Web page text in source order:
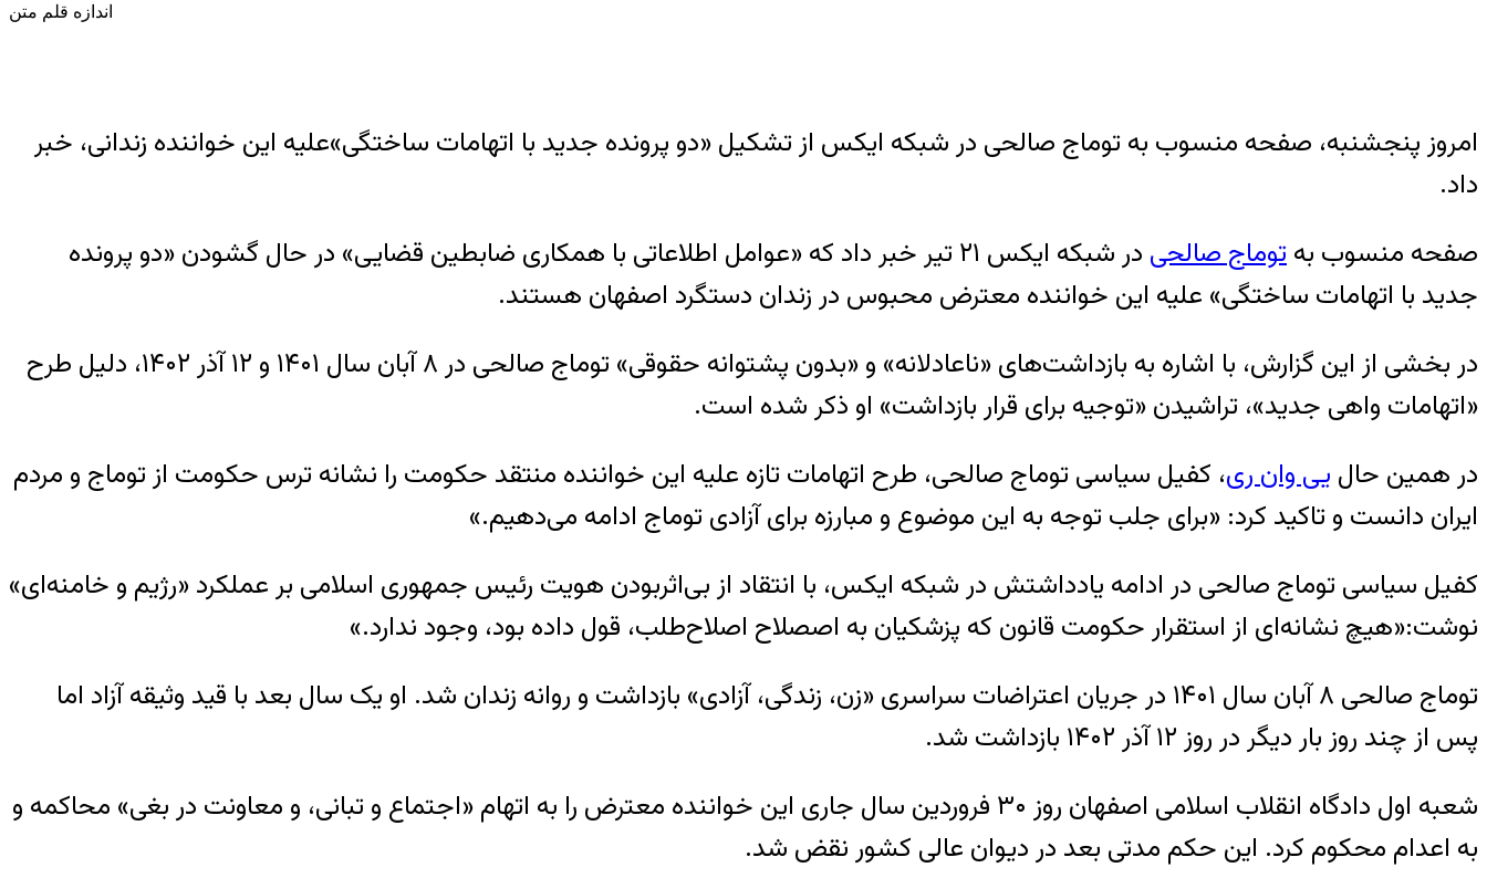
اندازه قلم متن
امروز پنجشنبه، صفحه منسوب به توماج صالحی در شبکه ایکس از تشکیل «دو پرونده جدید با اتهامات ساختگی»علیه این خواننده زندانی، خبر
داد.
صفحه منسوب بهتوماج صالحی
در شبکه‌ ایکس ۲۱ تیر خبر داد که «عوامل اطلاعاتی با همکاری ضابطین قضایی» در حال گشودن «دو پرونده
جدید با اتهامات ساختگی» علیه این خواننده معترض محبوس در زندان دستگرد اصفهان هستند.
در بخشی از این گزارش، با اشاره به بازداشت‌های «ناعادلانه» و «بدون پشتوانه حقوقی» توماج صالحی در ۸ آبان سال ۱۴۰۱ و ۱۲ آذر ۱۴۰۲، دلیل طرح
«اتهامات واهی جدید»، تراشیدن «توجیه برای قرار بازداشت» او ذکر شده است.
در همین حال یی‌ وان ری، کفیل سیاسی توماج صالحی، طرح اتهامات تازه علیه این خواننده منتقد حکومت را نشانه ترس حکومت از توماج و مردم
ایران دانست و تاکید کرد: «برای جلب توجه به این موضوع و مبارزه برای آزادی توماج ادامه می‌دهیم.»
کفیل سیاسی توماج صالحی در ادامه یادداشتش در شبکه ایکس، با انتقاد از بی‌اثربودن هویت رئیس جمهوری اسلامی بر عملکرد «رژیم و خامنه‌ای»
نوشت:‌«هیچ نشانه‌ای از استقرار حکومت قانون که پزشکیان به اصصلاح اصلاح‌طلب، قول داده بود، وجود ندارد.»
توماج صالحی ۸ آبان سال ۱۴۰۱ در جریان اعتراضات سراسری «زن، زندگی، آزادی» بازداشت و روانه زندان شد. او یک سال بعد با قید وثیقه آزاد اما
پس از چند روز بار دیگر در روز ۱۲ آذر ۱۴۰۲ بازداشت شد.
شعبه اول دادگاه انقلاب اسلامی اصفهان روز ۳۰ فروردین سال جاری این خواننده معترض را به اتهام «اجتماع و تبانی، و معاونت در بغی» محاکمه و
به اعدام محکوم کرد. این حکم مدتی بعد در دیوان عالی کشور نقض شد.